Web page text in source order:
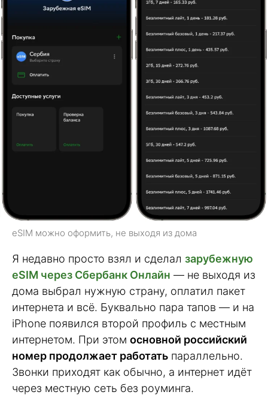
eSIM можно оформить, не выходя из дома
Я недавно просто взял и сделал зарубежную
eSIM через Сбербанк Онлайн — не выходя из
дома выбрал нужную страну, оплатил пакет
интернета и всё. Буквально пара тапов — и на
iPhone появился второй профиль с местным
интернетом. При этом основной российский
номер продолжает работать параллельно.
Звонки приходят как обычно, а интернет идёт
через местную сеть без роуминга.